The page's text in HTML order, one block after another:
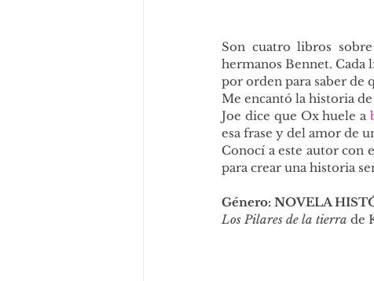
Son cuatro libros
hermanos Bennet. Cada
por orden para saber de
Me encantó la historia
Joe dice que Ox huele a
esa frase y del amor de
Conocí a este autor con
para crear una historia
Género: NOVELA
Los Pilares de la tierra de